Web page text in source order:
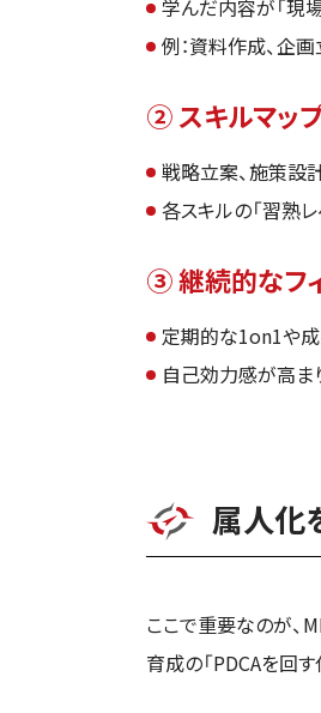
学んだ内容が「現
例：資料作成、企
② スキルマッ
戦略立案、施策設
各スキルの「習熟
③ 継続的なフ
定期的な1on1や
自己効力感が高ま
属人化
ここで重要なのが、
育成の「PDCAを回